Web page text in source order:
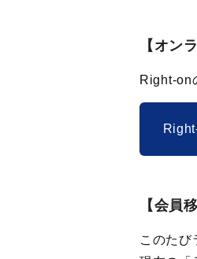
【オン
Right-on
【会員
このたび